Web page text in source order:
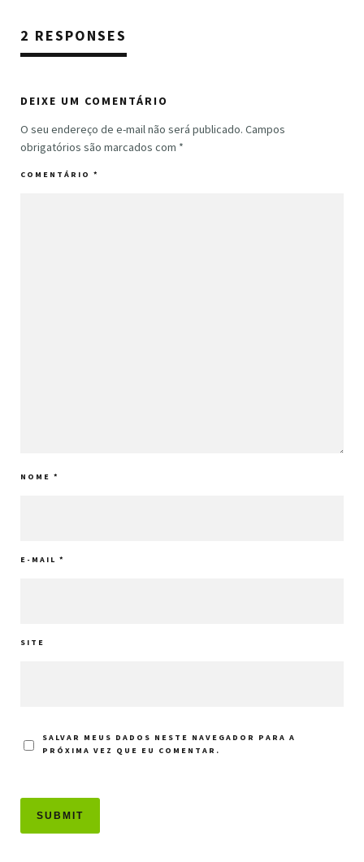
2 RESPONSES
DEIXE UM COMENTÁRIO
O seu endereço de e-mail não será publicado. Campos
obrigatórios são marcados com *
COMENTÁRIO *
NOME *
E-MAIL *
SITE
SALVAR MEUS DADOS NESTE NAVEGADOR PARA A
PRÓXIMA VEZ QUE EU COMENTAR.